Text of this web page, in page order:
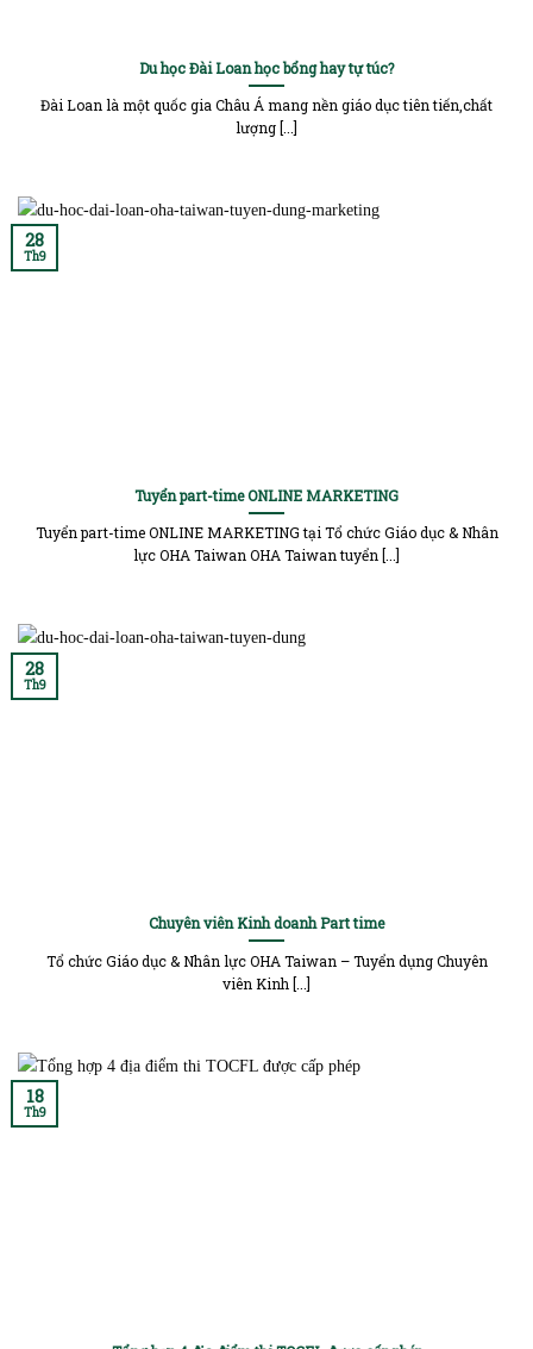
Du học Đài Loan học bổng hay tự túc?
Đài Loan là một quốc gia Châu Á mang nền giáo dục tiên tiến,chất
lượng [...]
Tuyển part-time ONLINE MARKETING
Tuyển part-time ONLINE MARKETING tại Tổ chức Giáo dục & Nhân
lực OHA Taiwan OHA Taiwan tuyển [...]
28
Th9
Chuyên viên Kinh doanh Part time
Tổ chức Giáo dục & Nhân lực OHA Taiwan – Tuyển dụng Chuyên
viên Kinh [...]
28
Th9
18
Th9